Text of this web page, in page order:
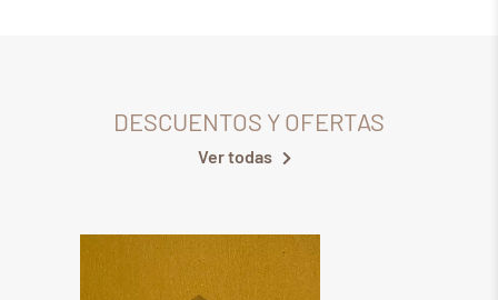
DESCUENTOS Y OFERTAS
Ver todas